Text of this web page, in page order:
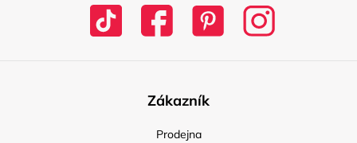
Zákazník
Prodejna